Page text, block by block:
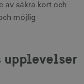
av säkra kort och
möjlig
upplevelser